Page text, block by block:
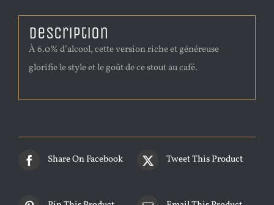
Description
À 6.0% d’alcool, cette version riche et généreuse
glorifie le style et le goût de ce stout au café.
Share On Facebook Tweet This Product